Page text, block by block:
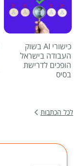
כישורי AI בשוק
העבודה בישראל
הופכים לדרישת
בסיס
לכל הכתבות